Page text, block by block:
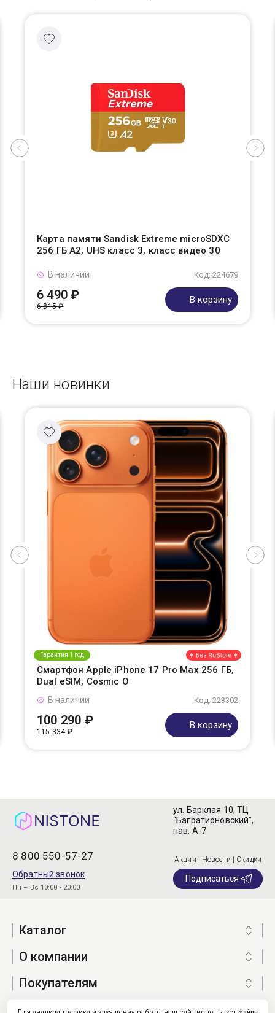
Карта памяти Sandisk Extreme microSDXC
256 ГБ A2, UHS класс 3, класс видео 30
Код: 224679
В наличии
6 490 ₽
6 815 ₽
В корзину
Наши новинки
Гарантия 1 год
Смартфон Apple iPhone 17 Pro Max 256 ГБ,
Dual eSIM, Cosmic O
Код: 223302
В наличии
100 290 ₽
115 334 ₽
В корзину
8 800 550-57-27
Обратный звонок
Пн – Вс 10:00 - 20:00
ул. Барклая 10, ТЦ
“Багратионовский”,
пав. А-7
Акции | Новости | Скидки
Подписаться
Каталог
О компании
Покупателям